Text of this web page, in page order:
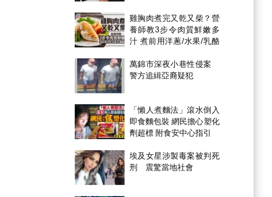
雞胸肉煮完又乾又柴？營
養師教3步令肉質鮮嫩多
汁 煮前用洋蔥/水果/乳酪
萬錦市深夜小巷性侵案
警方追緝亞裔疑犯
「懶人煮麵法」滾水倒入
即食麵包裝 網民擔心塑化
劑超標 附食安中心指引
埃及女星涉製毒案被判死
刑 震驚當地社會